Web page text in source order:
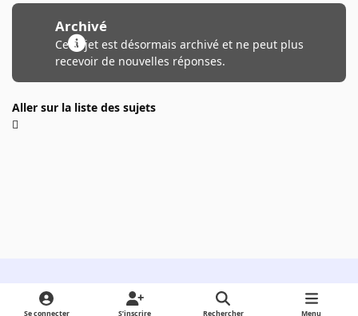
Archivé
Ce sujet est désormais archivé et ne peut plus
recevoir de nouvelles réponses.
Aller sur la liste des sujets
Light ModeDark ModeSystem Preference
Se connecter S’inscrire Rechercher Menu